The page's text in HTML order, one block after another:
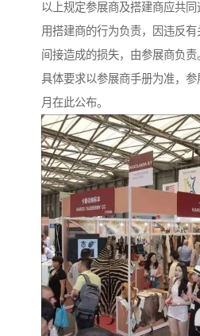
以上规定参展商及搭建商应共
用搭建商的行为负责，因违反
间接造成的损失，由参展商负责
具体要求以参展商手册为准，
月在此公布。